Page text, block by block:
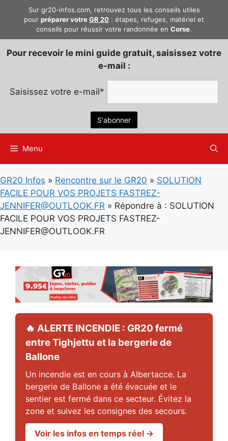
Sur gr20-infos.com, retrouvez tous les conseils utiles
pour préparer votreGR 20 : étapes, refuges, matériel et
conseils pour réussir votre randonnée en Corse.
Pour recevoir le mini guide gratuit, saisissez votre
e-mail :
Saisissez votre e-mail*
Menu
GR20 Infos » Rencontre sur le GR20 » SOLUTION
FACILE POUR VOS PROJETS FASTREZ-
JENNIFER@OUTLOOK.FR » Répondre à : SOLUTION
FACILE POUR VOS PROJETS FASTREZ-
JENNIFER@OUTLOOK.FR
🔥 ALERTE INCENDIE : GR20 fermé
entre Tighjettu et la bergerie de
Ballone
Un incendie est en cours à Albertacce. La
bergerie de Ballone a été évacuée et le
sentier est fermé dans ce secteur. Évitez la
zone et suivez les consignes des secours.
Voir les infos en temps réel →